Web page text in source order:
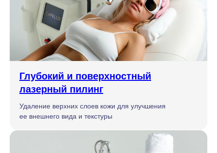
Глубокий и поверхностный
лазерный пилинг
Удаление верхних слоев кожи для улучшения
ее внешнего вида и текстуры